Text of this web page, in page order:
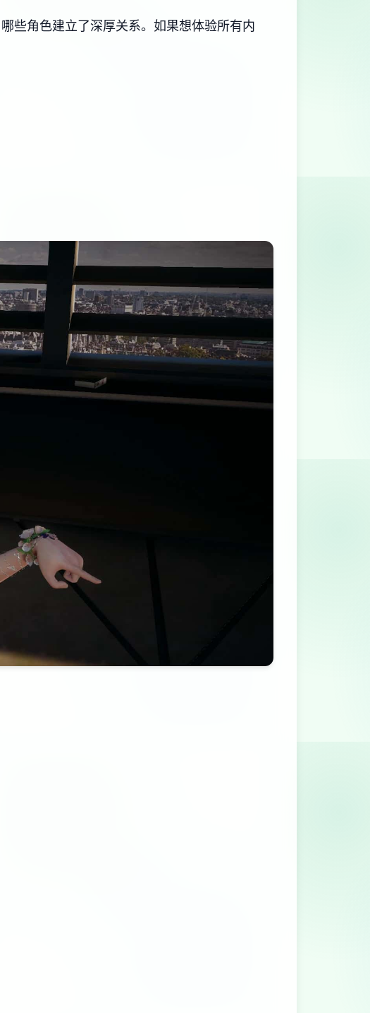
些角色建立了深厚关系。如果想体验所有内